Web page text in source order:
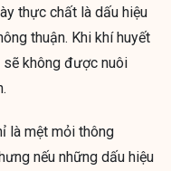
thực chất là dấu hiệu
thuận. Khi khí huyết
sẽ không được nuôi
là mệt mỏi thông
nếu những dấu hiệu